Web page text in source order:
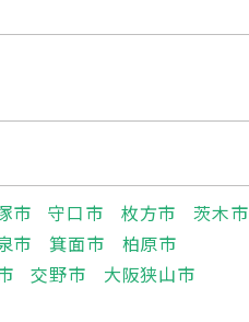
市 守口市 枚方市
茨木市
市 箕面市
柏原市
交野市
大阪狭山市